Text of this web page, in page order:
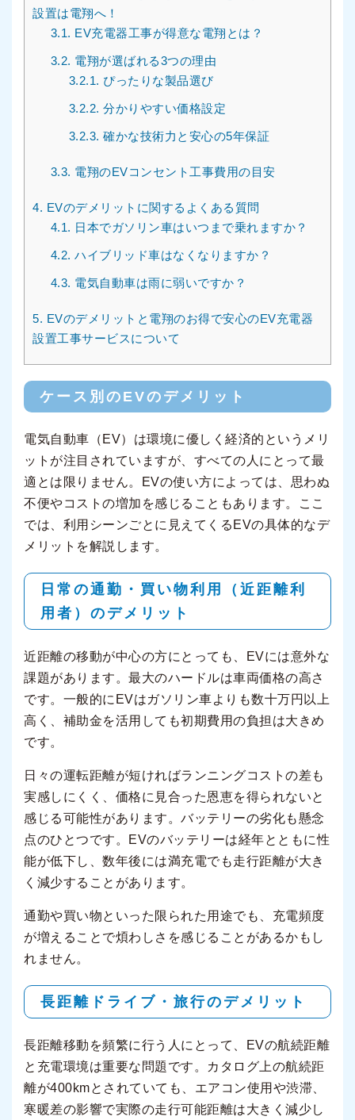
設置は電翔へ！
3.1. EV充電器工事が得意な電翔とは？
3.2. 電翔が選ばれる3つの理由
3.2.1. ぴったりな製品選び
3.2.2. 分かりやすい価格設定
3.2.3. 確かな技術力と安心の5年保証
3.3. 電翔のEVコンセント工事費用の目安
4. EVのデメリットに関するよくある質問
4.1. 日本でガソリン車はいつまで乗れますか？
4.2. ハイブリッド車はなくなりますか？
4.3. 電気自動車は雨に弱いですか？
5. EVのデメリットと電翔のお得で安心のEV充電器
設置工事サービスについて
ケース別のEVのデメリット
電気自動車（EV）は環境に優しく経済的というメリ
ットが注目されていますが、すべての人にとって最
適とは限りません。EVの使い方によっては、思わぬ
不便やコストの増加を感じることもあります。ここ
では、利用シーンごとに見えてくるEVの具体的なデ
メリットを解説します。
日常の通勤・買い物利用（近距離利
用者）のデメリット
近距離の移動が中心の方にとっても、EVには意外な
課題があります。最大のハードルは車両価格の高さ
です。一般的にEVはガソリン車よりも数十万円以上
高く、補助金を活用しても初期費用の負担は大きめ
です。
日々の運転距離が短ければランニングコストの差も
実感しにくく、価格に見合った恩恵を得られないと
感じる可能性があります。バッテリーの劣化も懸念
点のひとつです。EVのバッテリーは経年とともに性
能が低下し、数年後には満充電でも走行距離が大き
く減少することがあります。
通勤や買い物といった限られた用途でも、充電頻度
が増えることで煩わしさを感じることがあるかもし
れません。
長距離ドライブ・旅行のデメリット
長距離移動を頻繁に行う人にとって、EVの航続距離
と充電環境は重要な問題です。カタログ上の航続距
離が400kmとされていても、エアコン使用や渋滞、
寒暖差の影響で実際の走行可能距離は大きく減少し